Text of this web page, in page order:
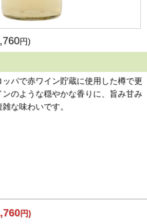
円)
パで赤ワイン貯蔵に使用した樽で更
のような穏やかな香りに、旨み甘み
な味わいです。
円)